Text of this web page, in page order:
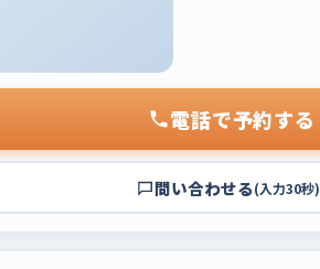
電話で予約する
問い合わせる(入力30秒)